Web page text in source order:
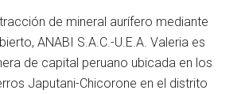
de mineral aurífero mediante
ANABI S.A.C.-U.E.A. Valeria es
de capital peruano ubicada en los
Japutani-Chicorone en el distrito